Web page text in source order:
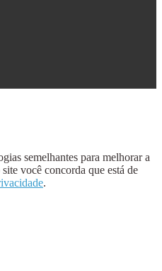
semelhantes para melhorar a
você concorda que está de
.